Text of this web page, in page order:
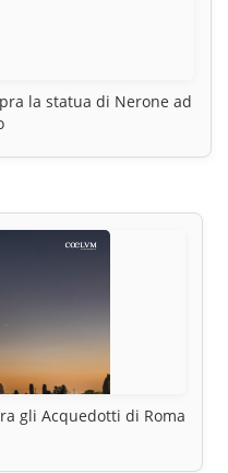
la statua di Nerone ad
gli Acquedotti di Roma